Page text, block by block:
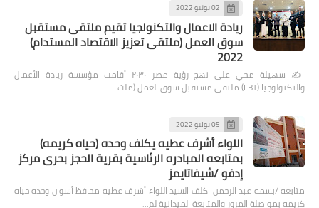
02 يونيو 2022
ريادة الاعمال والتكنولجيا تقيم ملتقى مستقبل
سوق العمل (ملتقى تعزيز الاقتصاد المستدام)
2022
✍️ سهيلة محي على نهج رؤية مصر ٢٠٣٠ أقامت مؤسسة ريادة الأعمال
والتكنولوجيا (LBT) ملتقى مستقبل سوق العمل (ملت…
05 يوليو 2022
اللواء أشرف عطيه يكلف وحده (حياه كريمه)
بمتابعه المبادره الرئاسية بقرية الحجز بحرى مركز
إدفو /شيفاتايمز
متابعه /بسمه عبد الرحمن كلف السيد اللواء أشرف عطيه محافظ أسوان وحده حياه
كريمه بمواصلة المرور والمتابعة الميدانية لم…